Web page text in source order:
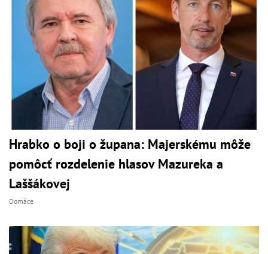
Hrabko o boji o župana: Majerskému môže
pomôcť rozdelenie hlasov Mazureka a
Laššákovej
Domáce